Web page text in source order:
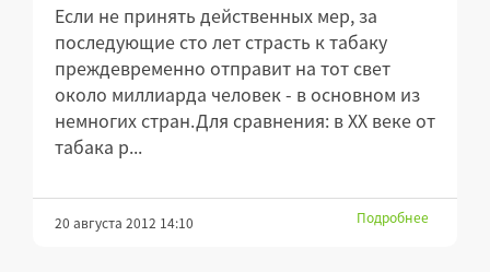
Если не принять действенных мер, за
последующие сто лет страсть к табаку
преждевременно отправит на тот свет
около миллиарда человек - в основном из
немногих стран.Для сравнения: в XX веке от
табака р...
20 августа 2012 14:10 Подробнее